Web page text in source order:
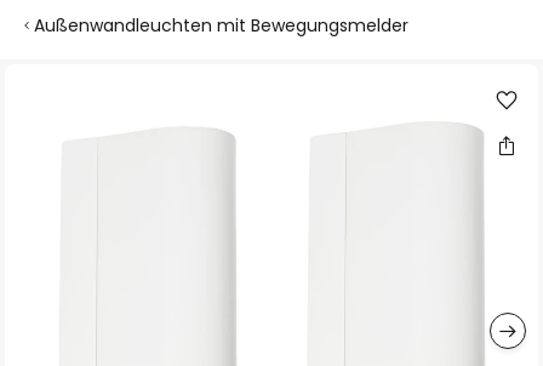
Außenwandleuchten mit Bewegungsmelder